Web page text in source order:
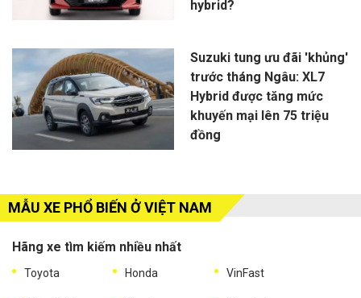
hybrid?
Suzuki tung ưu đãi 'khủng'
trước tháng Ngâu: XL7
Hybrid được tăng mức
khuyến mại lên 75 triệu
đồng
MẪU XE PHỔ BIẾN Ở VIỆT NAM
Hãng xe tìm kiếm nhiều nhất
Toyota Honda VinFast